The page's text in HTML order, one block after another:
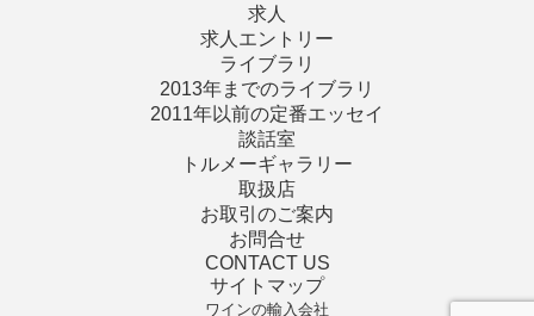
求人
求人エントリー
ライブラリ
2013年までのライブラリ
2011年以前の定番エッセイ
談話室
トルメーギャラリー
取扱店
お取引のご案内
お問合せ
CONTACT US
サイトマップ
ワインの輸入会社